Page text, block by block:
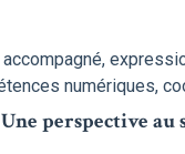
numériques,
perspective au